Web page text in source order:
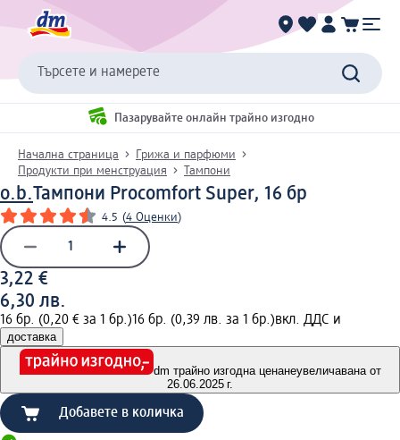
Търсете и намерете
Пазарувайте онлайн трайно изгодно
Начална страница
Грижа и парфюми
Продукти при менструация
Тампони
o.b.Тампони Procomfort Super, 16 бр
4.5 (4 Оценки)
3,22 €
6,30 лв.
16 бр. (0,20 € за 1 бр.)16 бр. (0,39 лв. за 1 бр.)вкл. ДДС и
доставка
dm трайно изгодна ценанеувеличавана от
26.06.2025 г.
Добавете в количка